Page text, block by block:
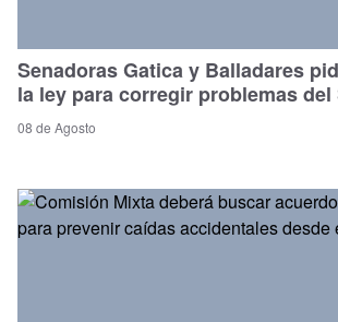
Senadoras Gatica y Balladares
la ley para corregir problemas del
08 de Agosto